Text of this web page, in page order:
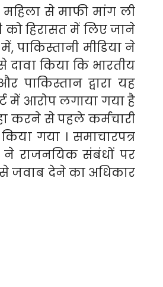
से माफी मांग ली
हिरासत में लिए जाने
पाकिस्तानी मीडिया ने
किया कि भारतीय
पाकिस्तान द्वारा यह
में आरोप लगाया गया है
करने से पहले कर्मचारी
गया । समाचारपत्र
ने राजनयिक संबंधों पर
जवाब देने का अधिकार